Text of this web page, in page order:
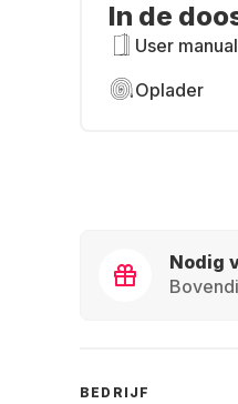
In de
User manual
Oplader
Nodig
BEDRIJF